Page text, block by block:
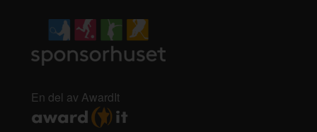
En del av AwardIt